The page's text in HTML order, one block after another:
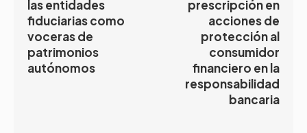
las entidades
fiduciarias como
voceras de
patrimonios
autónomos
prescripción en
acciones de
protección al
consumidor
financiero en la
responsabilidad
bancaria